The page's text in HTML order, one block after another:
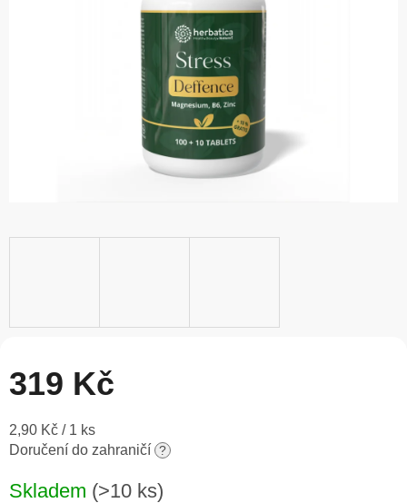
319 Kč
Měrná
cena:
2,90 Kč / 1 ks
Doručení do zahraničí ?
Skladem (>10 ks)